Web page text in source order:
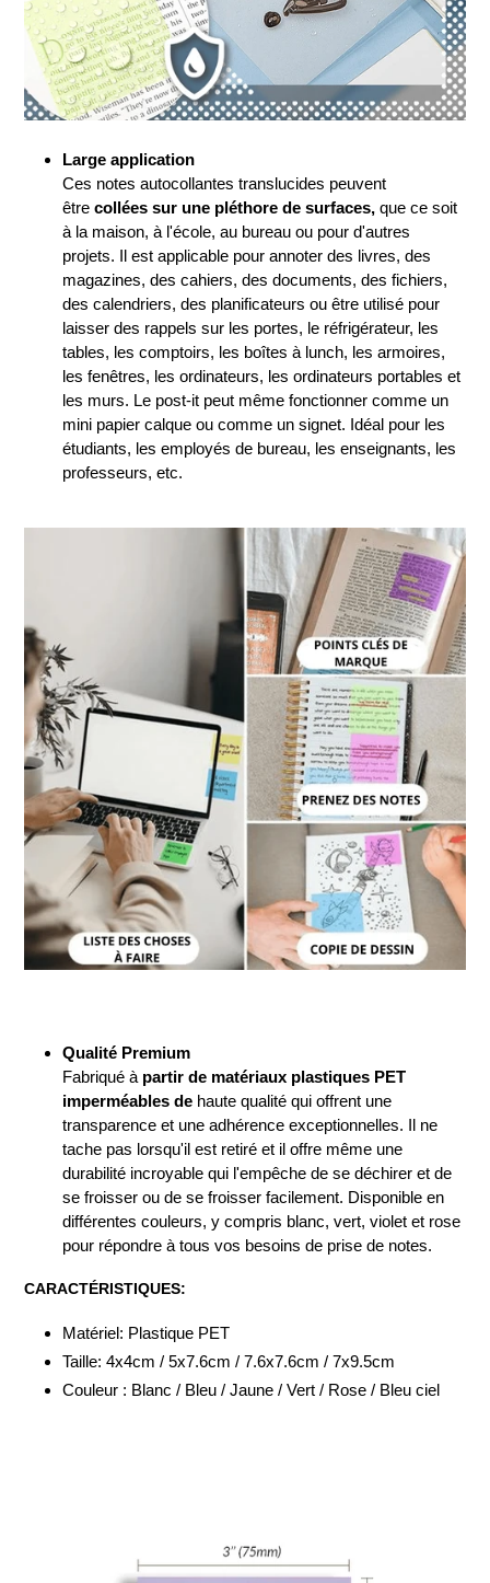
Large application
Ces notes autocollantes translucides peuvent
être collées sur une pléthore de surfaces, que ce soit
à la maison, à l'école, au bureau ou pour d'autres
projets. Il est applicable pour annoter des livres, des
magazines, des cahiers, des documents, des fichiers,
des calendriers, des planificateurs ou être utilisé pour
laisser des rappels sur les portes, le réfrigérateur, les
tables, les comptoirs, les boîtes à lunch, les armoires,
les fenêtres, les ordinateurs, les ordinateurs portables et
les murs. Le post-it peut même fonctionner comme un
mini papier calque ou comme un signet. Idéal pour les
étudiants, les employés de bureau, les enseignants, les
professeurs, etc.
Qualité Premium
Fabriqué àpartir de matériaux plastiques PET
imperméables de haute qualité qui offrent une
transparence et une adhérence exceptionnelles. Il ne
tache pas lorsqu'il est retiré et il offre même une
durabilité incroyable qui l'empêche de se déchirer et de
se froisser ou de se froisser facilement. Disponible en
différentes couleurs, y compris blanc, vert, violet et rose
pour répondre à tous vos besoins de prise de notes.
CARACTÉRISTIQUES:
Matériel: Plastique PET
Taille: 4x4cm / 5x7.6cm / 7.6x7.6cm / 7x9.5cm
Couleur : Blanc / Bleu / Jaune / Vert / Rose / Bleu ciel